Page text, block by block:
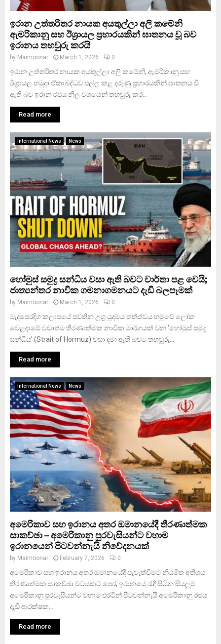
ඉරාන උත්තරීතර නායක අයතුල්ලා අලි කමේනි
ඇමරිකානු සහ ඊශ්‍රායල ප්‍රහාරයකින් ඝාතනය වූ බව
ඉරානය තහවුරු කරයි
by Maimoonar March 1, 2026 0
ඉරාන උත්තරීතර නායක අයතුල්ලා අලි කමේනි, ඇමරිකානු සහ
ඊශ්‍රායල හමුදා ඒකාබද්ධව එල්ල කළ දරුණු ප්‍රහාරයකින් ඝාතනය වී
ඇති බව ඉරාන රජය නිල වශයෙන් තහවුරු කර...
Read more
International News News
හෝමුස් සමුද්‍ර සන්ධිය වසා ඇති බවට වාර්තා පළ වෙයි;
ජාත්‍යන්තර නාවික ගමනාගමනයට දැඩි බලපෑමක්
by Maimoonar March 1, 2026 0
මැදපෙරදිග කලාපයේ පවතින උග්‍ර යුදමය තත්ත්වය හමුවේ ලෝක
වෙළඳාමේ වඩාත්ම තීරණාත්මක නාවික මාර්ගයක් වන ‘හෝමුස් සමුද්‍ර
සන්ධිය’ (Strait of Hormuz) වසා දමා ඇති බවට තහවුරු...
Read more
International News News
අමෙරිකාව සහ ඉරානය අතර ඔමානයේදී තීරණාත්මක
සාකච්ඡා – අමෙරිකානු පුරවැසියන්ට වහාම
ඉරානයෙන් පිටවන්නැයි නිවේදනයක්
by Maimoonar February 7, 2026 0
අමෙරිකාව සහ ඉරානය අතර ඔමානයේදී පැවැත්වීමට නියමිත අතිශය
තීරණාත්මක සාකච්ඡා වටයකට පෙර, ඉරානයේ රැඳී සිටින සියලුම
අමෙරිකානු පුරවැසියන්ට වහාම එරටින් පිටවන්නැයි අමෙරිකානු රජය
දැඩි ආරක්ෂක...
Read more